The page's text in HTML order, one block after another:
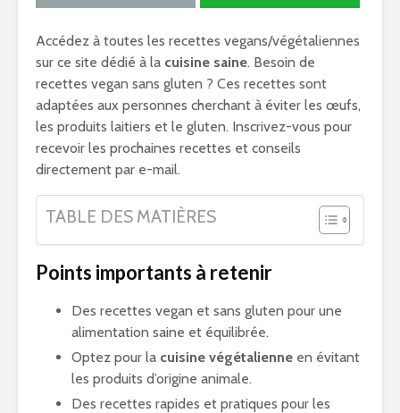
Accédez à toutes les recettes vegans/végétaliennes
sur ce site dédié à la cuisine saine. Besoin de
recettes vegan sans gluten ? Ces recettes sont
adaptées aux personnes cherchant à éviter les œufs,
les produits laitiers et le gluten. Inscrivez-vous pour
recevoir les prochaines recettes et conseils
directement par e-mail.
TABLE DES MATIÈRES
Points importants à retenir
Des recettes vegan et sans gluten pour une
alimentation saine et équilibrée.
Optez pour la cuisine végétalienne en évitant
les produits d’origine animale.
Des recettes rapides et pratiques pour les